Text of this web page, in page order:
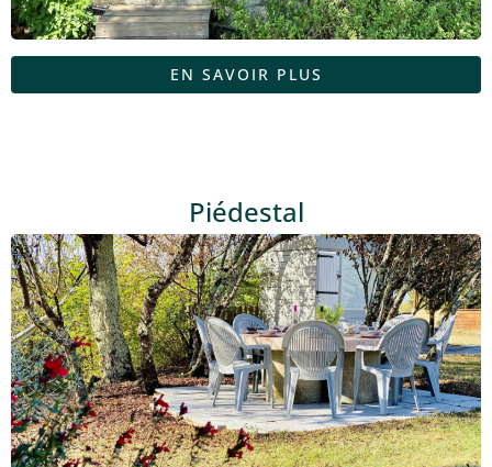
EN SAVOIR PLUS
Piédestal